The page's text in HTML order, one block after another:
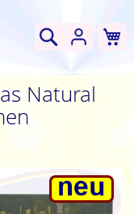
Suche
Natural